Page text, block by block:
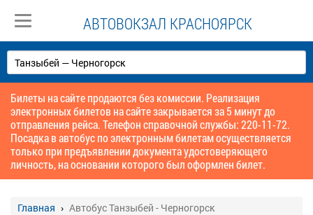
АВТОВОКЗАЛ КРАСНОЯРСК
Билеты на сайте продаются без комиссии. Реализация
электронных билетов на сайте закрывается за 5 минут до
отправления рейса. Телефон справочной службы: 220-11-72.
Посадка в автобус по электронным билетам осуществляется
только при предъявлении документа удостоверяющего
личность, на основании которого был оформлен билет.
Главная Автобус Танзыбей - Черногорск